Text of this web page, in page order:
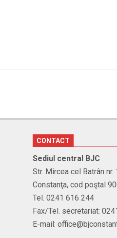
CONTACT
Sediul central BJC
Str. Mircea cel Batrân nr.
Constanţa, cod poştal
Tel. 0241 616 244
Fax/Tel. secretariat:
E-mail: